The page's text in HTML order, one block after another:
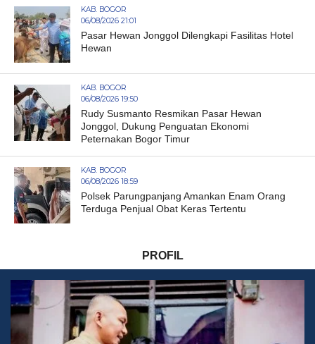
KAB. BOGOR
06/08/2026 21:01
Pasar Hewan Jonggol Dilengkapi Fasilitas Hotel
Hewan
KAB. BOGOR
06/08/2026 19:50
Rudy Susmanto Resmikan Pasar Hewan
Jonggol, Dukung Penguatan Ekonomi
Peternakan Bogor Timur
KAB. BOGOR
06/08/2026 18:59
Polsek Parungpanjang Amankan Enam Orang
Terduga Penjual Obat Keras Tertentu
PROFIL